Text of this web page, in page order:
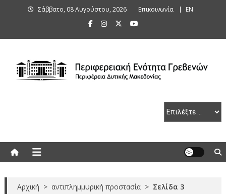
Σάββατο, 08 Αυγούστου, 2026 Επικοινωνία ΕΝ
Αρχική > αντιπλημμυρική προστασία > Σελίδα 3